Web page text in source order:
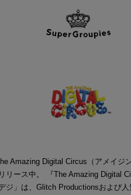
Amazing Digital Circus（アメイジ
リース中。 『The Amazing Digital
ジ」は、Glitch Productionsおよび